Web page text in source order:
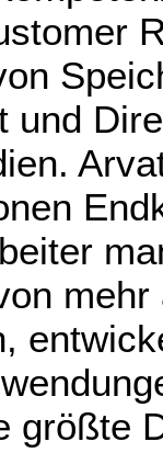
und
größte